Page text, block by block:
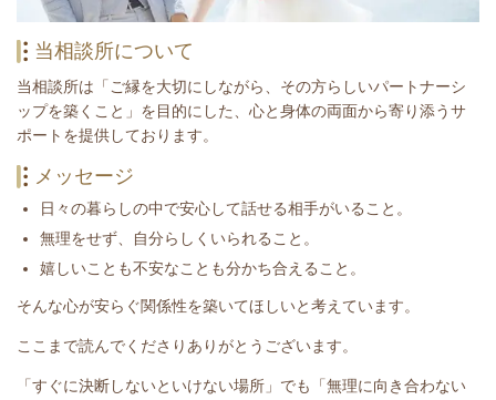
当相談所について
当相談所は「ご縁を大切にしながら、その方らしいパートナーシ
ップを築くこと」を目的にした、心と身体の両面から寄り添うサ
ポートを提供しております。
メッセージ
日々の暮らしの中で安心して話せる相手がいること。
無理をせず、自分らしくいられること。
嬉しいことも不安なことも分かち合えること。
そんな心が安らぐ関係性を築いてほしいと考えています。
ここまで読んでくださりありがとうございます。
「すぐに決断しないといけない場所」でも「無理に向き合わない